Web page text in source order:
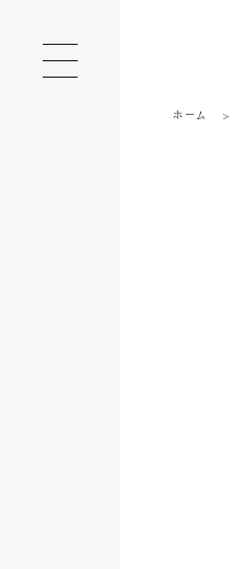
ホーム